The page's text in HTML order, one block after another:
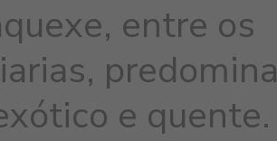
entre os
predomina
e quente.